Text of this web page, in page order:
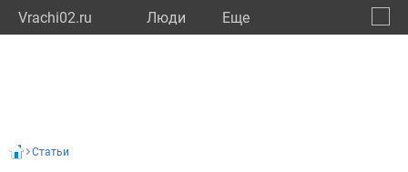
Vrachi02.ru Люди Eще
Статьи